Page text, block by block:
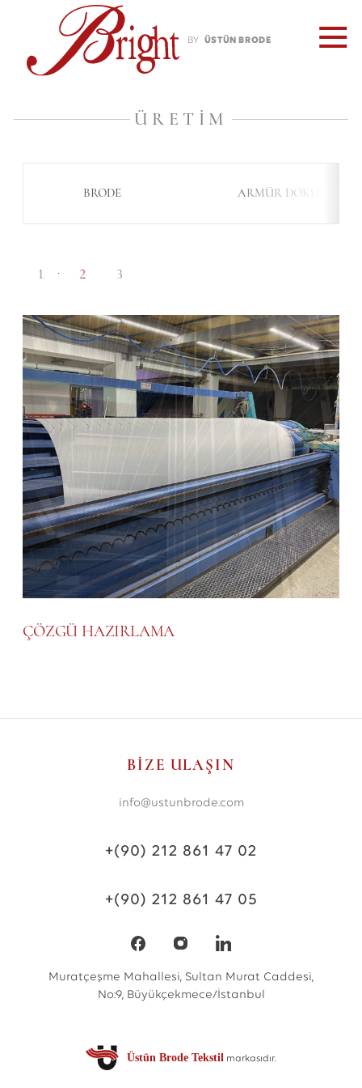
BY ÜSTÜN BRODE
ÜRETIM
BRODE ARMÜR DOKUMA
1 2 3
ÇÖZGÜ HAZIRLAMA
BİZE ULAŞIN
info@ustunbrode.com
+(90) 212 861 47 02
+(90) 212 861 47 05
Muratçeşme Mahallesi, Sultan Murat Caddesi,
No:9, Büyükçekmece/İstanbul
Üstün Brode Tekstilmarkasıdır.